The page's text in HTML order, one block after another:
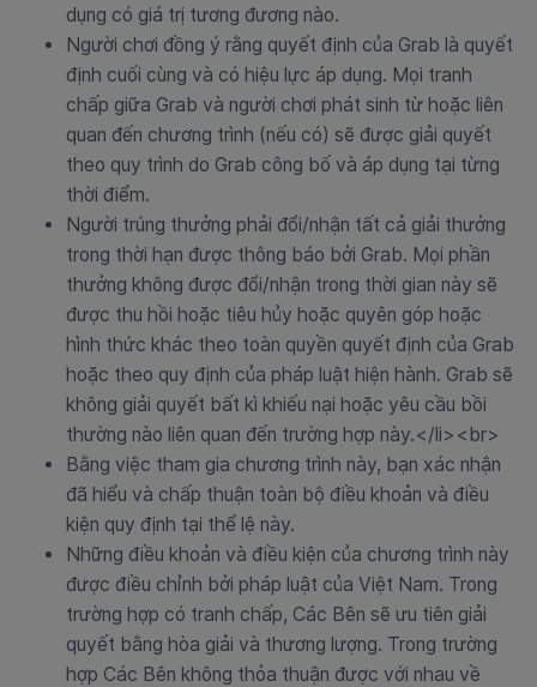
dụng có giá trị tương đương nào.
Người chơi đồng ý rằng quyết định của Grab là quyết
định cuối cùng và có hiệu lực áp dụng. Mọi tranh
chấp giữa Grab và người chơi phát sinh từ hoặc liên
quan đến chương trình (nếu có) sẽ được giải quyết
theo quy trình do Grab công bố và áp dụng tại từng
thời điểm.
Người trúng thưởng phải đổi/nhận tất cả giải thưởng
trong thời hạn được thông báo bởi Grab. Mọi phần
thưởng không được đổi/nhận trong thời gian này sẽ
được thu hồi hoặc tiêu hủy hoặc quyên góp hoặc
hình thức khác theo toàn quyền quyết định của Grab
hoặc theo quy định của pháp luật hiện hành. Grab sẽ
không giải quyết bất kì khiếu nại hoặc yêu cầu bồi
thường nào liên quan đến trường hợp này.</li><br>
Bằng việc tham gia chương trình này, bạn xác nhận
đã hiểu và chấp thuận toàn bộ điều khoản và điều
kiện quy định tại thể lệ này.
Những điều khoản và điều kiện của chương trình này
được điều chỉnh bởi pháp luật của Việt Nam. Trong
trường hợp có tranh chấp, Các Bên sẽ ưu tiên giải
quyết bằng hòa giải và thương lượng. Trong trường
hợp Các Bên không thỏa thuận được với nhau về